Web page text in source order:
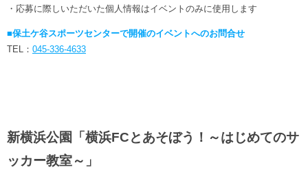
・応募に際しいただいた個人情報はイベントのみに使用します
■保土ケ谷スポーツセンターで開催のイベントへのお問合せ
TEL： 045-336-4633
新横浜公園「横浜FCとあそぼう！～はじめてのサ
ッカー教室～」